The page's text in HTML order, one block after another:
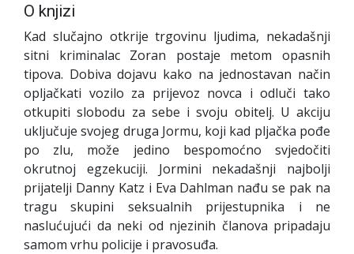
O knjizi
Kad slučajno otkrije trgovinu ljudima, nekadašnji
sitni kriminalac Zoran postaje metom opasnih
tipova. Dobiva dojavu kako na jednostavan način
opljačkati vozilo za prijevoz novca i odluči tako
otkupiti slobodu za sebe i svoju obitelj. U akciju
uključuje svojeg druga Jormu, koji kad pljačka pođe
po zlu, može jedino bespomoćno svjedočiti
okrutnoj egzekuciji. Jormini nekadašnji najbolji
prijatelji Danny Katz i Eva Dahlman nađu se pak na
tragu skupini seksualnih prijestupnika i ne
naslućujući da neki od njezinih članova pripadaju
samom vrhu policije i pravosuđa.